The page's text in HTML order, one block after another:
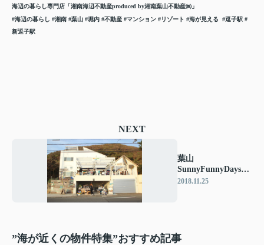
海辺の暮らし専門店「湘南海辺不動産produced by湘南葉山不動産㈱」
#海辺の暮らし #湘南 #葉山 #堀内 #不動産 #マンション #リゾート #海が見える
#逗子駅 #
新逗子駅
NEXT
葉山
SunnyFunnyDaysの
イベントにお邪魔し
2018.11.25
”海が近くの物件特集”おすすめ記事